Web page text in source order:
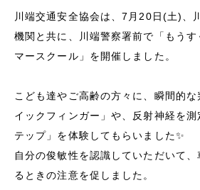
川端交通安全協会は、7月20日(土)、
機関と共に、川端警察署前で「もう
マースクール」を開催しました。
こども達やご高齢の方々に、瞬間的
イックフィンガー」や、反射神経を測
テップ」を体験してもらいました✨
自分の俊敏性を認識していただいて
るときの注意を促しました。